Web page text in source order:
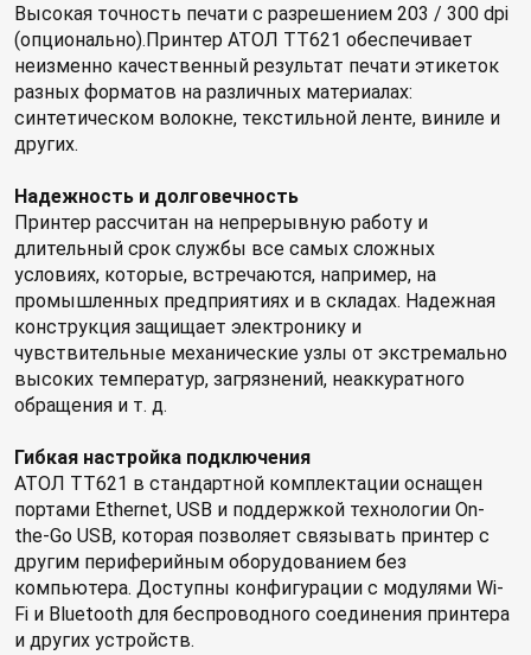
Высокая точность печати с разрешением 203 / 300 dpi
(опционально).Принтер АТОЛ TT621 обеспечивает
неизменно качественный результат печати этикеток
разных форматов на различных материалах:
синтетическом волокне, текстильной ленте, виниле и
других.
Надежность и долговечность
Принтер рассчитан на непрерывную работу и
длительный срок службы все самых сложных
условиях, которые, встречаются, например, на
промышленных предприятиях и в складах. Надежная
конструкция защищает электронику и
чувствительные механические узлы от экстремально
высоких температур, загрязнений, неаккуратного
обращения и т. д.
Гибкая настройка подключения
АТОЛ TT621 в стандартной комплектации оснащен
портами Ethernet, USB и поддержкой технологии On-
the-Go USB, которая позволяет связывать принтер с
другим периферийным оборудованием без
компьютера. Доступны конфигурации с модулями Wi-
Fi и Bluetooth для беспроводного соединения принтера
и других устройств.